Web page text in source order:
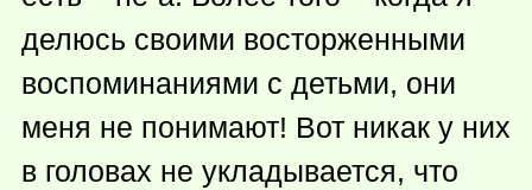
делюсь своими восторженными
воспоминаниями с детьми, они
меня не понимают! Вот никак у них
в головах не укладывается, что